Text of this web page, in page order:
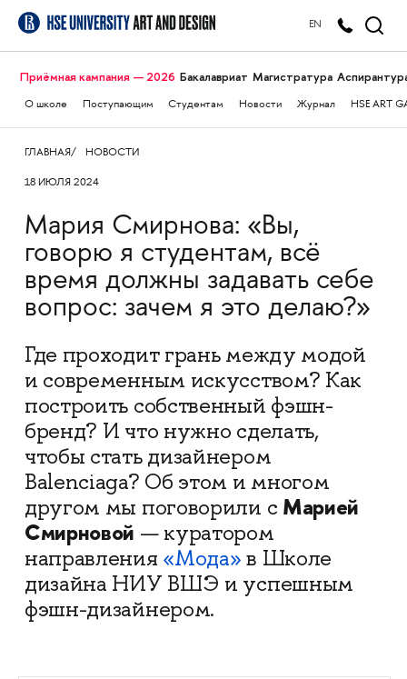
EN
Приёмная кампания — 2026 Бакалавриат Магистратура
О школе Поступающим Студентам Новости Журнал HSE ART
ГЛАВНАЯ НОВОСТИ
18 ИЮЛЯ 2024
Мария Смирнова: «Вы,
говорю я студентам, всё
время должны задавать себе
вопрос: зачем я это делаю?»
Где проходит грань между модой
и современным искусством? Как
построить собственный фэшн-
бренд? И что нужно сделать,
чтобы стать дизайнером
Balenciaga? Об этом и многом
другом мы поговорили с Марией
Смирновой — куратором
направления «Мода»в Школе
дизайна НИУ ВШЭ и успешным
фэшн-дизайнером.